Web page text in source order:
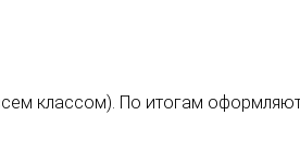
классом). По итогам